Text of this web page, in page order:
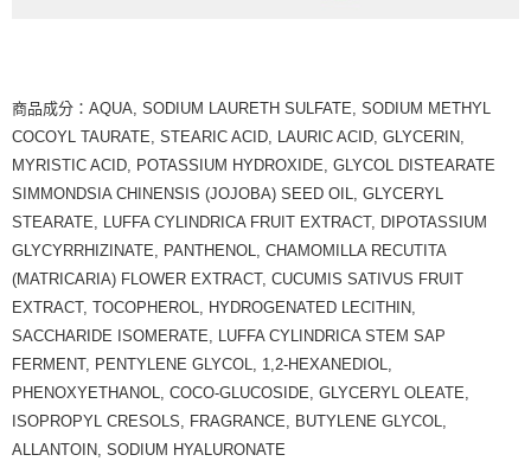
商品成分：AQUA, SODIUM LAURETH SULFATE, SODIUM METHYL
COCOYL TAURATE, STEARIC ACID, LAURIC ACID, GLYCERIN,
MYRISTIC ACID, POTASSIUM HYDROXIDE, GLYCOL DISTEARATE
SIMMONDSIA CHINENSIS (JOJOBA) SEED OIL, GLYCERYL
STEARATE, LUFFA CYLINDRICA FRUIT EXTRACT, DIPOTASSIUM
GLYCYRRHIZINATE, PANTHENOL, CHAMOMILLA RECUTITA
(MATRICARIA) FLOWER EXTRACT, CUCUMIS SATIVUS FRUIT
EXTRACT, TOCOPHEROL, HYDROGENATED LECITHIN,
SACCHARIDE ISOMERATE, LUFFA CYLINDRICA STEM SAP
FERMENT, PENTYLENE GLYCOL, 1,2-HEXANEDIOL,
PHENOXYETHANOL, COCO-GLUCOSIDE, GLYCERYL OLEATE,
ISOPROPYL CRESOLS, FRAGRANCE, BUTYLENE GLYCOL,
ALLANTOIN, SODIUM HYALURONATE